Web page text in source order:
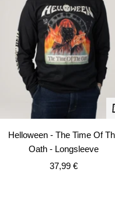
Helloween - The Time Of
Oath - Longsleeve
Angebotspreis
37,99 €